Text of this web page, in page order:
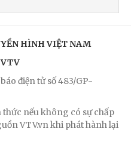
HÌNH VIỆT NAM
điện tử số 483/GP-
nếu không có sự chấp
VTV.vn khi phát hành lại